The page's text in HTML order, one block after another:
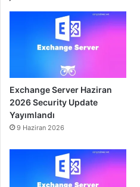
Exchange Server Haziran
2026 Security Update
Yayımlandı
9 Haziran 2026